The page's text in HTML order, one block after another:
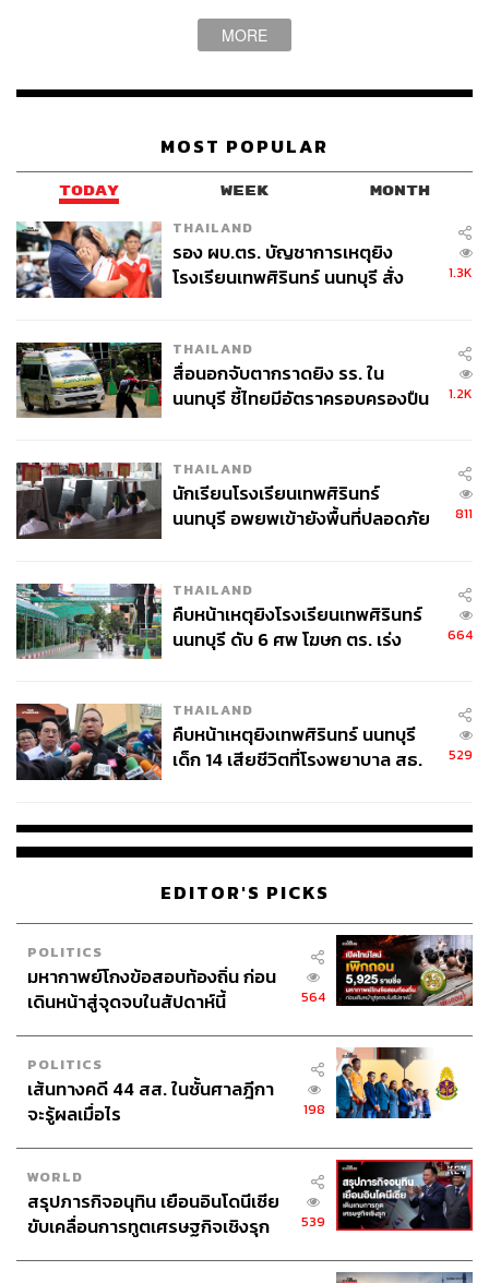
MORE
MOST POPULAR
TODAY WEEK MONTH
THAILAND
รอง ผบ.ตร. บัญชาการเหตุยิง
โรงเรียนเทพศิรินทร์ นนทบุรี สั่ง
1.3K
THAILAND
สื่อนอกจับตากราดยิง รร. ใน
นนทบุรี ชี้ไทยมีอัตราครอบครองปืน
1.2K
THAILAND
นักเรียนโรงเรียนเทพศิรินทร์
นนทบุรี อพยพเข้ายังพื้นที่ปลอดภัย
811
THAILAND
คืบหน้าเหตุยิงโรงเรียนเทพศิรินทร์
นนทบุรี ดับ 6 ศพ โฆษก ตร. เร่ง
664
THAILAND
คืบหน้าเหตุยิงเทพศิรินทร์ นนทบุรี
เด็ก 14 เสียชีวิตที่โรงพยาบาล สธ.
529
EDITOR'S PICKS
POLITICS
มหากาพย์โกงข้อสอบท้องถิ่น ก่อน
เดินหน้าสู่จุดจบในสัปดาห์นี้
564
POLITICS
เส้นทางคดี 44 สส. ในชั้นศาลฎีกา
จะรู้ผลเมื่อไร
198
WORLD
สรุปภารกิจอนุทิน เยือนอินโดนีเซีย
ขับเคลื่อนการทูตเศรษฐกิจเชิงรุก
539